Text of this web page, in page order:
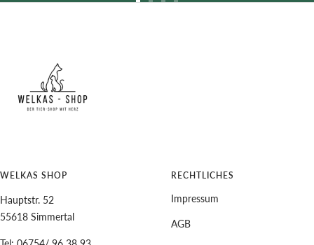
WELKAS SHOP
Hauptstr. 52
55618 Simmertal
RECHTLICHES
Impressum
AGB